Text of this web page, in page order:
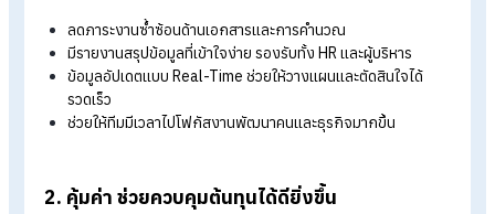
ความรวดเร็ว และการปฏิบัติตามกฎหมายได้อย่างครบถ้วน พร้อม
เชี่ยวชาญคอยดูแลในทุกขั้นตอน
ของการทำ Payroll ยังไงบ้าง?